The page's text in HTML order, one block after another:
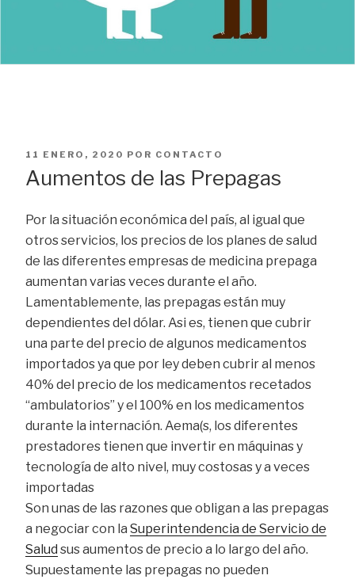
PUBLICADO
EL
11 ENERO, 2020 POR CONTACTO
Aumentos de las Prepagas
Por la situación económica del país, al igual que
otros servicios, los precios de los planes de salud
de las diferentes empresas de medicina prepaga
aumentan varias veces durante el año.
Lamentablemente, las prepagas están muy
dependientes del dólar. Asi es, tienen que cubrir
una parte del precio de algunos medicamentos
importados ya que por ley deben cubrir al menos
40% del precio de los medicamentos recetados
“ambulatorios” y el 100% en los medicamentos
durante la internación. Aema(s, los diferentes
prestadores tienen que invertir en máquinas y
tecnología de alto nivel, muy costosas y a veces
importadas
Son unas de las razones que obligan a las prepagas
a negociar con la Superintendencia de Servicio de
Salud sus aumentos de precio a lo largo del año.
Supuestamente las prepagas no pueden